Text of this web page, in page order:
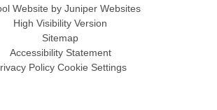
Website by Juniper Websites
High Visibility Version
Sitemap
Accessibility Statement
Policy Cookie Settings